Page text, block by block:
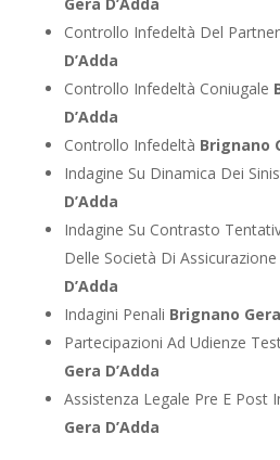
Controllo Infedeltà Del Partner
D’Adda
Controllo Infedeltà Coniugale
D’Adda
Controllo Infedeltà Brignano
Indagine Su Dinamica Dei
D’Adda
Indagine Su Contrasto
Delle Società Di Assicurazione
D’Adda
Indagini Penali Brignano
Partecipazioni Ad Udienze
Gera D’Adda
Assistenza Legale Pre E Post
Gera D’Adda